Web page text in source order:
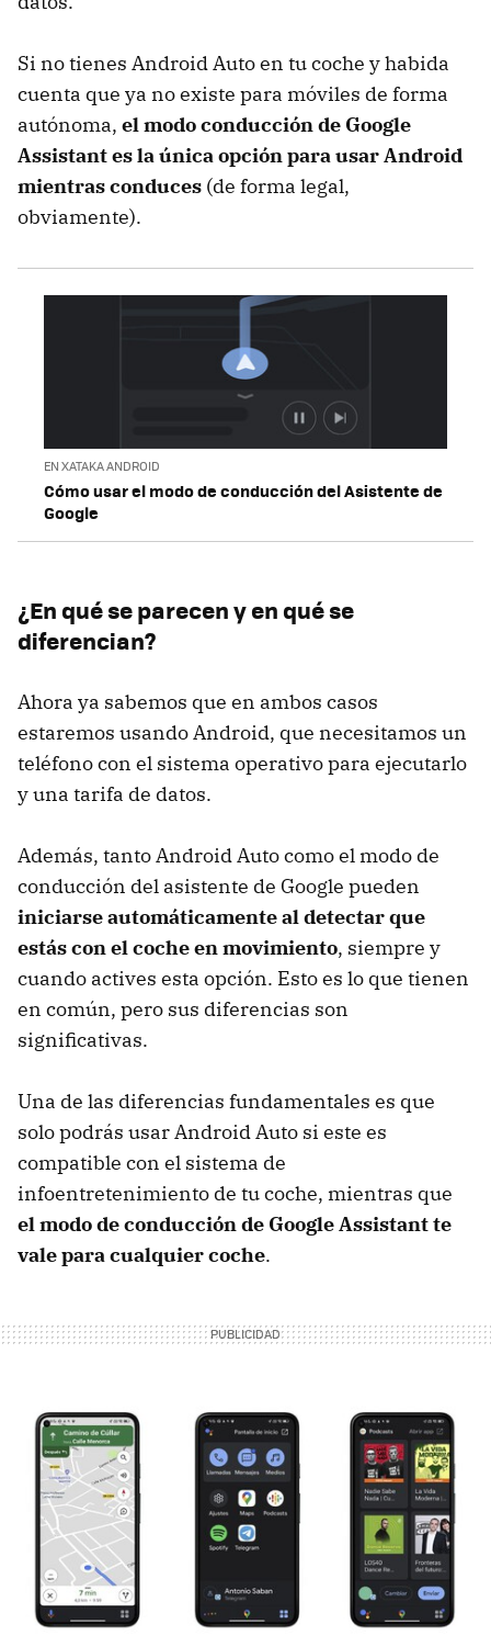
Si no tienes Android Auto en tu coche y habida
cuenta que ya no existe para móviles de forma
autónoma, el modo conducción de Google
Assistant es la única opción para usar Android
mientras conduces (de forma legal,
obviamente).
EN XATAKA ANDROID
Cómo usar el modo de conducción del Asistente de
Google
¿En qué se parecen y en qué se
diferencian?
Ahora ya sabemos que en ambos casos
estaremos usando Android, que necesitamos un
teléfono con el sistema operativo para ejecutarlo
y una tarifa de datos.
Además, tanto Android Auto como el modo de
conducción del asistente de Google pueden
iniciarse automáticamente al detectar que
estás con el coche en movimiento, siempre y
cuando actives esta opción. Esto es lo que tienen
en común, pero sus diferencias son
significativas.
Una de las diferencias fundamentales es que
solo podrás usar Android Auto si este es
compatible con el sistema de
infoentretenimiento de tu coche, mientras que
el modo de conducción de Google Assistant te
vale para cualquier coche.